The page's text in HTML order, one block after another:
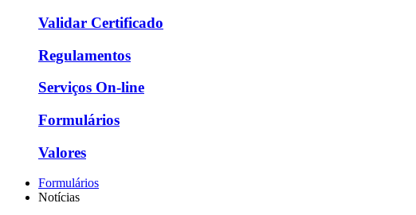
Validar Certificado
Regulamentos
Serviços On-line
Formulários
Valores
Formulários
Notícias